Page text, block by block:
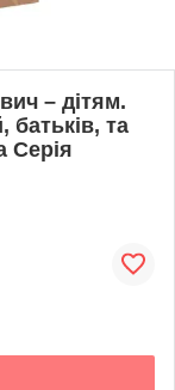
– дітям.
батьків, та
Серія